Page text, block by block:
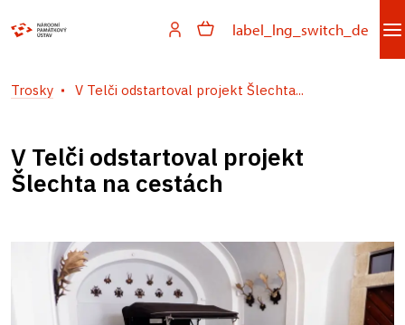
label_lng_switch_de
Trosky V Telči odstartoval projekt Šlechta...
V Telči odstartoval projekt
Šlechta na cestách